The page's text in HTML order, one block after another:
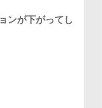
ンが下がってし